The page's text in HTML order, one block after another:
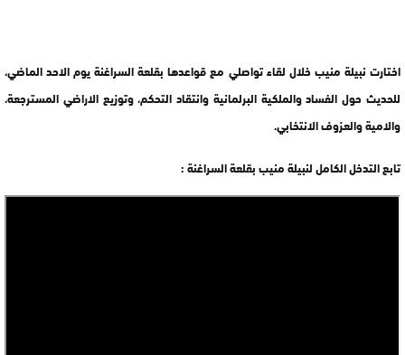
اختارت نبيلة منيب خلال لقاء تواصلي مع قواعدها بقلعة السراغنة يوم الاحد الماضي،
للحديث حول الفساد والملكية البرلمانية وانتقاد التحكم، وتوزيع الاراضي المسترجعة،
والامية والعزوف الانتخابي.
تابع التدخل الكامل لنبيلة منيب بقلعة السراغنة :